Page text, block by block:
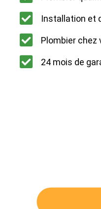
Installation et
Plombier chez
24 mois de